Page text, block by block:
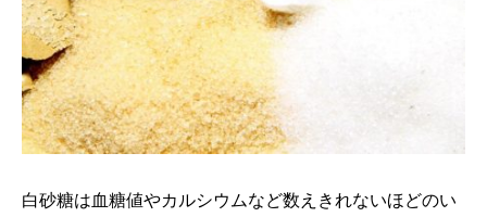
白砂糖は血糖値やカルシウムなど数えきれないほどのい